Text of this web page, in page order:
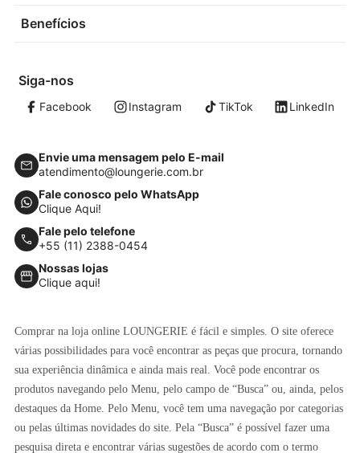
Benefícios
Siga-nos
Facebook Instagram TikTok LinkedIn
Envie uma mensagem pelo E-mail
atendimento@loungerie.com.br
Fale conosco pelo WhatsApp
Clique Aqui!
Fale pelo telefone
+55 (11) 2388-0454
Nossas lojas
Clique aqui!
Comprar na loja online LOUNGERIE é fácil e simples. O site oferece
várias possibilidades para você encontrar as peças que procura, tornando
sua experiência dinâmica e ainda mais real. Você pode encontrar os
produtos navegando pelo Menu, pelo campo de “Busca” ou, ainda, pelos
destaques da Home. Pelo Menu, você tem uma navegação por categorias
ou pelas últimas novidades do site. Pela “Busca” é possível fazer uma
pesquisa direta e encontrar várias sugestões de acordo com o termo